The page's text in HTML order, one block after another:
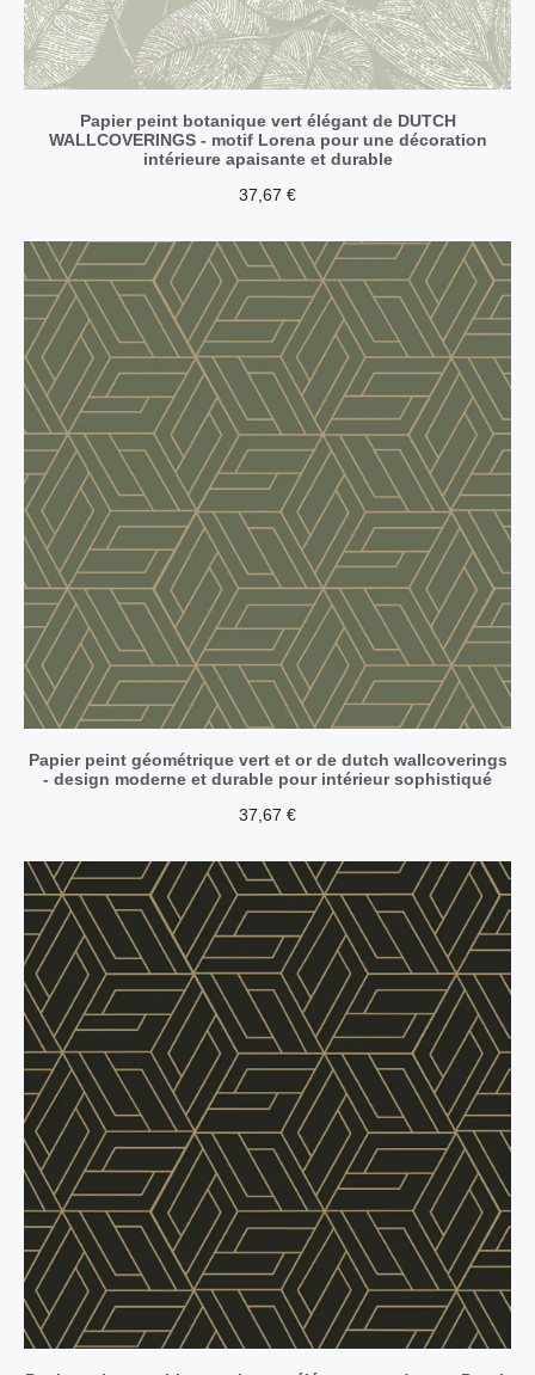
Papier peint botanique vert élégant de DUTCH
WALLCOVERINGS - motif Lorena pour une décoration
intérieure apaisante et durable
37,67 €
Papier peint géométrique vert et or de dutch wallcoverings
- design moderne et durable pour intérieur sophistiqué
37,67 €